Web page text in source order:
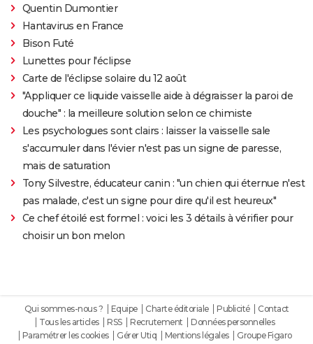
Quentin Dumontier
Hantavirus en France
Bison Futé
Lunettes pour l'éclipse
Carte de l'éclipse solaire du 12 août
"Appliquer ce liquide vaisselle aide à dégraisser la paroi de
douche" : la meilleure solution selon ce chimiste
Les psychologues sont clairs : laisser la vaisselle sale
s'accumuler dans l'évier n'est pas un signe de paresse,
mais de saturation
Tony Silvestre, éducateur canin : "un chien qui éternue n'est
pas malade, c'est un signe pour dire qu'il est heureux"
Ce chef étoilé est formel : voici les 3 détails à vérifier pour
choisir un bon melon
Qui sommes-nous ? Equipe Charte éditoriale Publicité
Contact
Tous les articles
RSS Recrutement
Données personnelles
Paramétrer les cookies
Gérer Utiq Mentions légales
Groupe Figaro